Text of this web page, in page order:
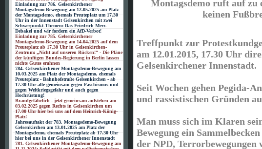
Einladung zur 786. Gelsenkirchener
Montagsdemo-Bewegung am 12.05.2025 am Platz
der Montagsdemo, ehemals Preuteplatz um 17.30
Uhr in der Innenstadt Gelsenkirchen mit zwei
Schwerpunkt-Themen: Das Friedrich Merz-
Debakel und wir fordern ein AfD-Verbot!
Einladung zur 785. Gelsenkirchener
Montagsdemo-Bewegung am 14.04.2025 auf dem
Preuteplatz ab 17.30 Uhr in Gelsenkirchen-
Zentrum: „Nicht auf unseren Rücken!“ - Die Pläne
der künftigen Bundes-Regierung in Berlin lassen
nichts Gutes erahnen
784. Gelsenkirchener Montagsdemo-Bewegung am
10.03.2025 am Platz der Montagsdemo, ehemals
Preuteplatz - Bahnhofstraße Gelsenkirchen - ab
17.30 Uhr alle gemeinsam gegen Faschismus und
gegen Weltkriegsgefahr und auch gegen
Hochrüstung!
Brandgefährlich - jetzt gemeinsam aufstehen am
03.02.2025 gegen Rechts in Gelsenkirchen um
17.00 Uhr hier bei uns auf dem Heinrich-König-
Platz!
Jahresauftakt der 783. Montagsdemo-Bewegung
Gelsenkirchen am 13.01.2025 am Platz der
Montagsdemo, ehemals Preuteplatz ab 17.30 Uhr
hier bei uns in der Gelsenkirchener Innenstadt
781. Gelsenkirchener Montagsdemo-Bewegung am
Montagsdemo ruft auf zu
keinen
Treffpunkt zur
am 12.01.2015, 17.30 Uhr
Gelsenkirchener Innenstadt.
Seit Wochen gehen Pegida-
und rassistischen Gründen
Man muss sich im Klaren
Bewegung ein
der NPD, Terrorbewegungen